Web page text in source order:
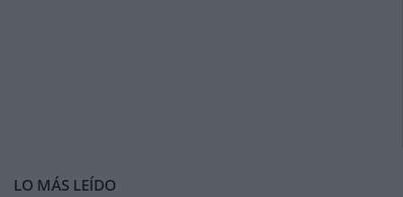
LO MÁS LEÍDO